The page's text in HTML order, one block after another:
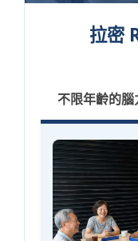
拉密
不限年齡的腦